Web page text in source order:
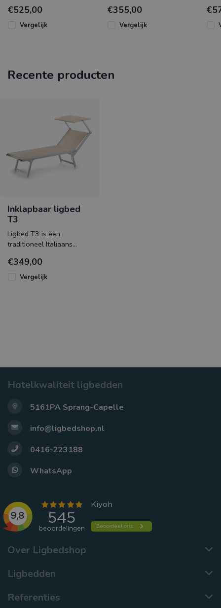
bespannen met
comfortabel text
€525,00
Vergelijk
€355,00
Vergelijk
Recente producten
Inklapbaar ligbed
T3
Ligbed T3 is een
traditioneel Italiaans
trekkoord voor het
makkelijk inste
€349,00
Vergelijk
Hotelkwaliteit ligbedden
5161PA Sprang-Capelle
info@ligbedshop.nl
0416-223188
WhatsApp
Over Ligbedshop
Ligbedden
Referenties